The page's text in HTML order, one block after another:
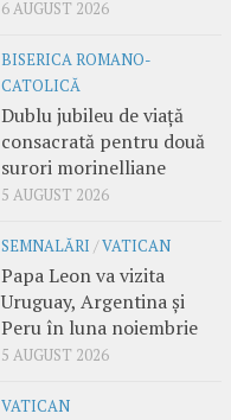
6 AUGUST 2026
BISERICA ROMANO-
CATOLICĂ
Dublu jubileu de viață
consacrată pentru două
surori morinelliane
5 AUGUST 2026
SEMNALĂRI /VATICAN
Papa Leon va vizita
Uruguay, Argentina și
Peru în luna noiembrie
5 AUGUST 2026
VATICAN